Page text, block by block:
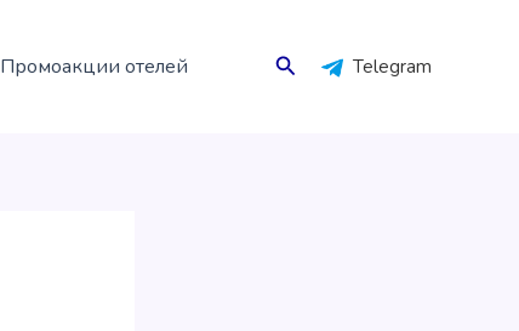
Промоакции отелей Поиск Telegram